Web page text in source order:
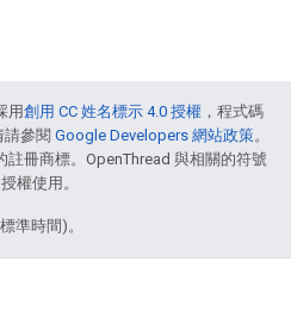
用創用 CC 姓名標示 4.0 授權 ，程式碼
請參閱 Google Developers 網站政策。
註冊商標。OpenThread 與相關的符號
權使用。
準時間)。